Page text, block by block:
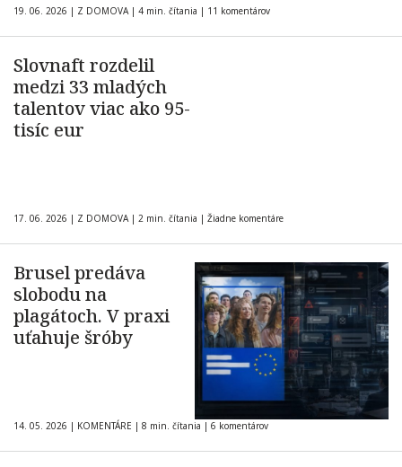
19. 06. 2026 | Z DOMOVA | 4 min. čítania | 11 komentárov
Slovnaft rozdelil
medzi 33 mladých
talentov viac ako 95-
tisíc eur
17. 06. 2026 | Z DOMOVA | 2 min. čítania | Žiadne komentáre
Brusel predáva
slobodu na
plagátoch. V praxi
uťahuje šróby
14. 05. 2026 | KOMENTÁRE | 8 min. čítania | 6 komentárov